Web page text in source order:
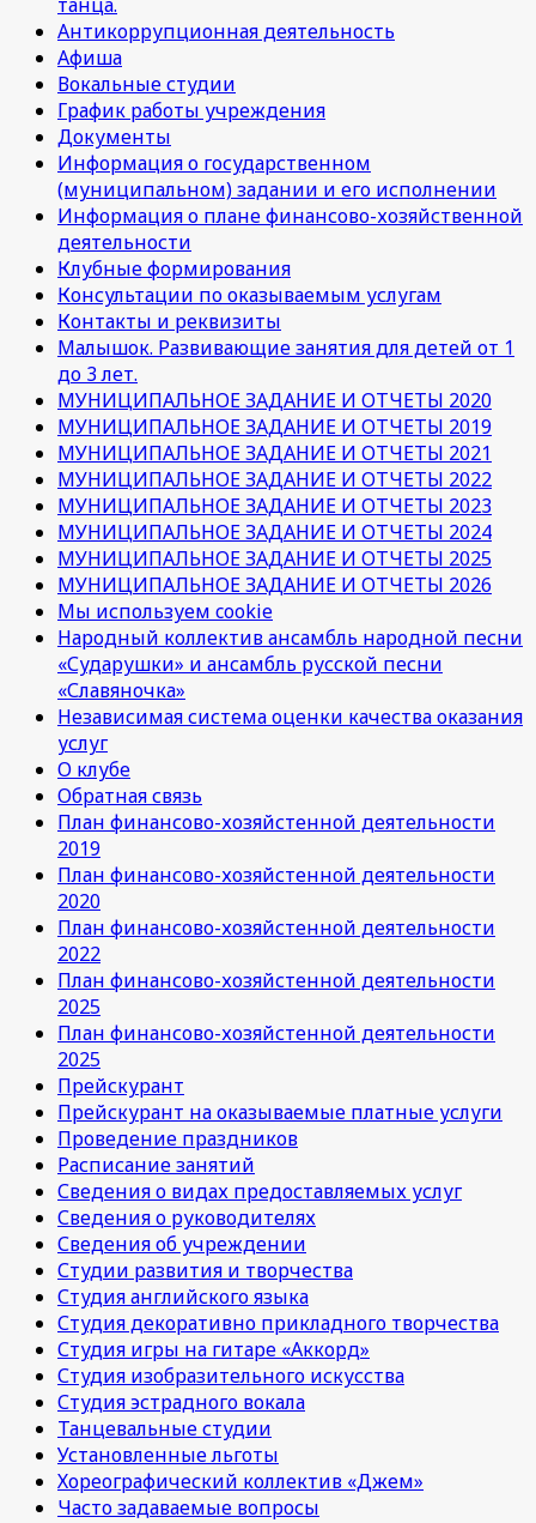
Антикоррупционная деятельность
Афиша
Вокальные студии
График работы учреждения
Документы
Информация о государственном
(муниципальном) задании и его исполнении
Информация о плане финансово-хозяйственной
деятельности
Клубные формирования
Консультации по оказываемым услугам
Контакты и реквизиты
Малышок. Развивающие занятия для детей от 1
до 3 лет.
МУНИЦИПАЛЬНОЕ ЗАДАНИЕ И ОТЧЕТЫ 2020
МУНИЦИПАЛЬНОЕ ЗАДАНИЕ И ОТЧЕТЫ 2019
МУНИЦИПАЛЬНОЕ ЗАДАНИЕ И ОТЧЕТЫ 2021
МУНИЦИПАЛЬНОЕ ЗАДАНИЕ И ОТЧЕТЫ 2022
МУНИЦИПАЛЬНОЕ ЗАДАНИЕ И ОТЧЕТЫ 2023
МУНИЦИПАЛЬНОЕ ЗАДАНИЕ И ОТЧЕТЫ 2024
МУНИЦИПАЛЬНОЕ ЗАДАНИЕ И ОТЧЕТЫ 2025
МУНИЦИПАЛЬНОЕ ЗАДАНИЕ И ОТЧЕТЫ 2026
Мы используем cookie
Народный коллектив ансамбль народной песни
«Сударушки» и ансамбль русской песни
«Славяночка»
Независимая система оценки качества оказания
услуг
О клубе
Обратная связь
План финансово-хозяйстенной деятельности
2019
План финансово-хозяйстенной деятельности
2020
План финансово-хозяйстенной деятельности
2022
План финансово-хозяйстенной деятельности
2025
План финансово-хозяйстенной деятельности
2025
Прейскурант
Прейскурант на оказываемые платные услуги
Проведение праздников
Расписание занятий
Сведения о видах предоставляемых услуг
Сведения о руководителях
Сведения об учреждении
Студии развития и творчества
Студия английского языка
Студия декоративно прикладного творчества
Студия игры на гитаре «Аккорд»
Студия изобразительного искусства
Студия эстрадного вокала
Танцевальные студии
Установленные льготы
Хореографический коллектив «Джем»
Часто задаваемые вопросы